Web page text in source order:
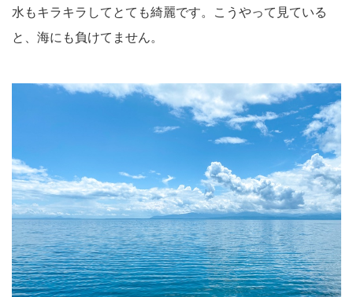
水もキラキラしてとても綺麗です。こうやって見ている
と、海にも負けてません。